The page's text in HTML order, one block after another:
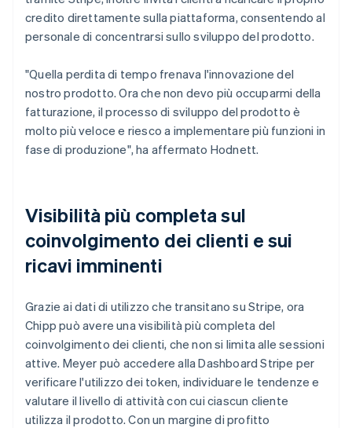
credito direttamente sulla piattaforma, consentendo al
personale di concentrarsi sullo sviluppo del prodotto.
"Quella perdita di tempo frenava l'innovazione del
nostro prodotto. Ora che non devo più occuparmi della
fatturazione, il processo di sviluppo del prodotto è
molto più veloce e riesco a implementare più funzioni in
fase di produzione", ha affermato Hodnett.
Visibilità più completa sul
coinvolgimento dei clienti e sui
ricavi imminenti
Grazie ai dati di utilizzo che transitano su Stripe, ora
Chipp può avere una visibilità più completa del
coinvolgimento dei clienti, che non si limita alle sessioni
attive. Meyer può accedere alla Dashboard Stripe per
verificare l'utilizzo dei token, individuare le tendenze e
valutare il livello di attività con cui ciascun cliente
utilizza il prodotto. Con un margine di profitto